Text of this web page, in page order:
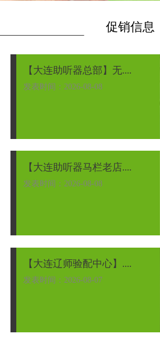
促销信息
【大连助听器总部】无....
发表时间：2026-08-08
【大连助听器马栏老店....
发表时间：2026-08-08
【大连辽师验配中心】....
发表时间：2026-08-07